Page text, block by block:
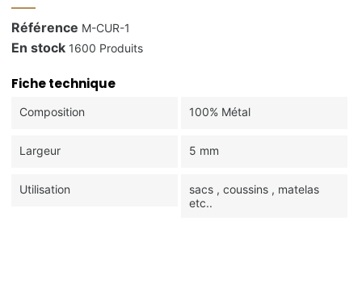
Référence M-CUR-1
En stock 1600 Produits
Fiche technique
Composition 100% Métal
Largeur 5 mm
Utilisation
sacs , coussins , matelas
etc..